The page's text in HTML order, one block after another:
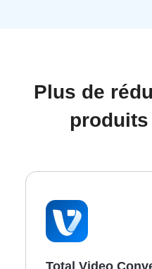
Plus de
Total Video